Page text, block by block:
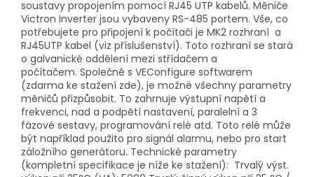
soustavy propojením pomocí RJ45 UTP kabelů. Měniče
Victron Inverter jsou vybaveny RS-485 portem. Vše, co
potřebujete pro připojení k počítači je MK2 rozhraní a
RJ45UTP kabel (viz příslušenství). Toto rozhraní se stará
o galvanické oddělení mezi střídačem a
počítačem. Společně s VEConfigure softwarem
(zdarma ke stažení zde), je možné všechny parametry
měničů přizpůsobit. To zahrnuje výstupní napětí a
frekvenci, nad a podpětí nastavení, paralelní a 3
fázové sestavy, programování relé atd. Toto relé může
být například použito pro signál alarmu, nebo pro start
záložního generátoru. Technické parametry
(kompletní specifikace je níže ke stažení): Trvalý výst.